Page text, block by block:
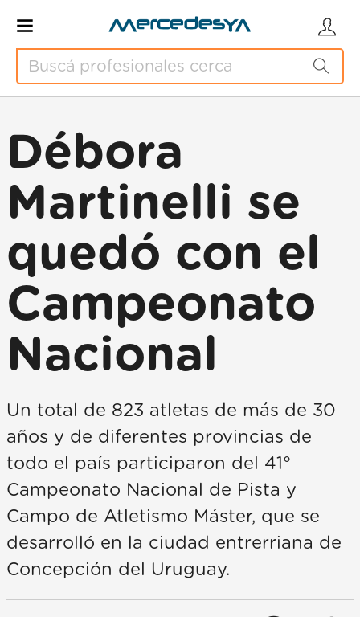
Débora
Martinelli se
quedó con el
Campeonato
Nacional
Un total de 823 atletas de más de 30
años y de diferentes provincias de
todo el país participaron del 41°
Campeonato Nacional de Pista y
Campo de Atletismo Máster, que se
desarrolló en la ciudad entrerriana de
Concepción del Uruguay.